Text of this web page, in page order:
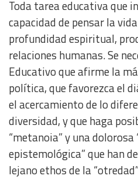
Toda tarea educativa que
capacidad de pensar la
profundidad espiritual,
relaciones humanas. Se
Educativo que afirme la
política, que favorezca el
el acercamiento de lo
diversidad, y que haga
“metanoia” y una
epistemológica” que han
lejano ethos de la